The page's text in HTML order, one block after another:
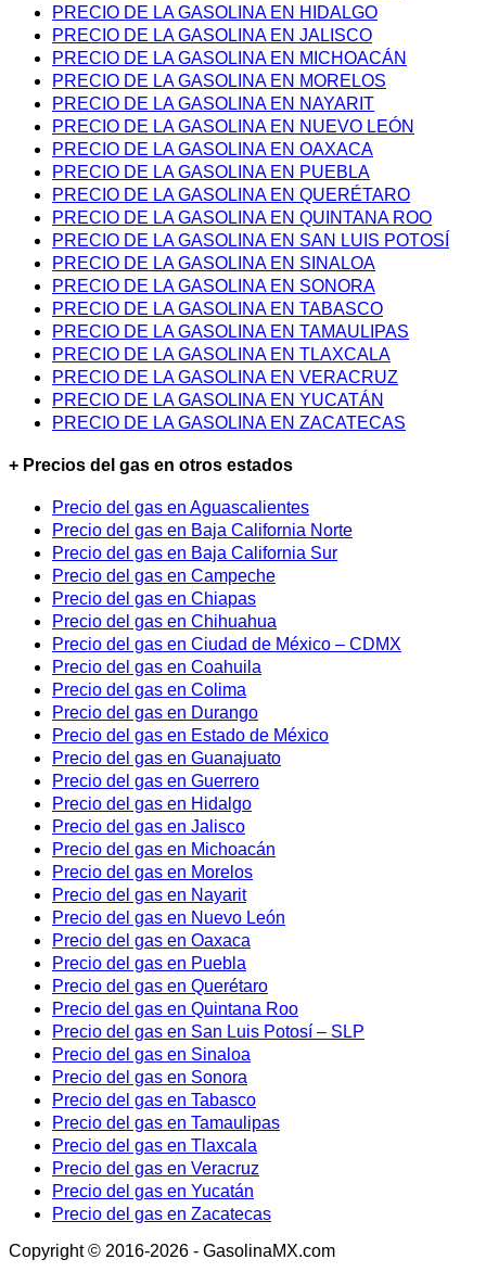
PRECIO DE LA GASOLINA EN HIDALGO
PRECIO DE LA GASOLINA EN JALISCO
PRECIO DE LA GASOLINA EN MICHOACÁN
PRECIO DE LA GASOLINA EN MORELOS
PRECIO DE LA GASOLINA EN NAYARIT
PRECIO DE LA GASOLINA EN NUEVO LEÓN
PRECIO DE LA GASOLINA EN OAXACA
PRECIO DE LA GASOLINA EN PUEBLA
PRECIO DE LA GASOLINA EN QUERÉTARO
PRECIO DE LA GASOLINA EN QUINTANA ROO
PRECIO DE LA GASOLINA EN SAN LUIS POTOSÍ
PRECIO DE LA GASOLINA EN SINALOA
PRECIO DE LA GASOLINA EN SONORA
PRECIO DE LA GASOLINA EN TABASCO
PRECIO DE LA GASOLINA EN TAMAULIPAS
PRECIO DE LA GASOLINA EN TLAXCALA
PRECIO DE LA GASOLINA EN VERACRUZ
PRECIO DE LA GASOLINA EN YUCATÁN
PRECIO DE LA GASOLINA EN ZACATECAS
+ Precios del gas en otros estados
Precio del gas en Aguascalientes
Precio del gas en Baja California Norte
Precio del gas en Baja California Sur
Precio del gas en Campeche
Precio del gas en Chiapas
Precio del gas en Chihuahua
Precio del gas en Ciudad de México – CDMX
Precio del gas en Coahuila
Precio del gas en Colima
Precio del gas en Durango
Precio del gas en Estado de México
Precio del gas en Guanajuato
Precio del gas en Guerrero
Precio del gas en Hidalgo
Precio del gas en Jalisco
Precio del gas en Michoacán
Precio del gas en Morelos
Precio del gas en Nayarit
Precio del gas en Nuevo León
Precio del gas en Oaxaca
Precio del gas en Puebla
Precio del gas en Querétaro
Precio del gas en Quintana Roo
Precio del gas en San Luis Potosí – SLP
Precio del gas en Sinaloa
Precio del gas en Sonora
Precio del gas en Tabasco
Precio del gas en Tamaulipas
Precio del gas en Tlaxcala
Precio del gas en Veracruz
Precio del gas en Yucatán
Precio del gas en Zacatecas
Copyright © 2016-2026 - GasolinaMX.com